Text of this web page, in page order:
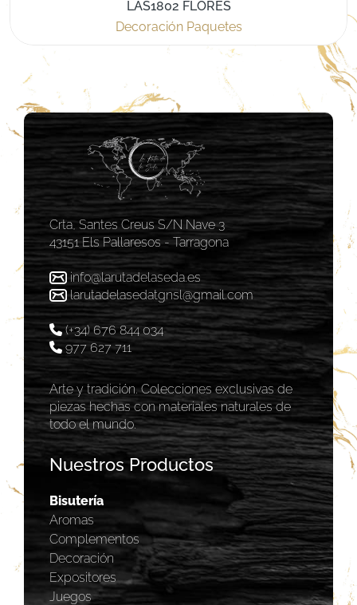
LAS1802 FLORES
Decoración Paquetes
Crta, Santes Creus S/N Nave 3
43151 Els Pallaresos - Tarragona
info@larutadelaseda.es
larutadelasedatgnsl@gmail.com
(+34) 676 844 034
977 627 711
Arte y tradición. Colecciones exclusivas de
piezas hechas con materiales naturales de
todo el mundo.
Nuestros Productos
Bisutería
Aromas
Complementos
Decoración
Expositores
Juegos